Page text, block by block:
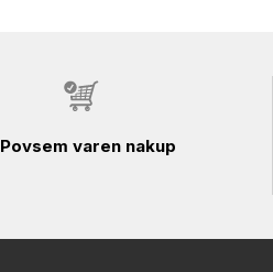
Povsem varen nakup